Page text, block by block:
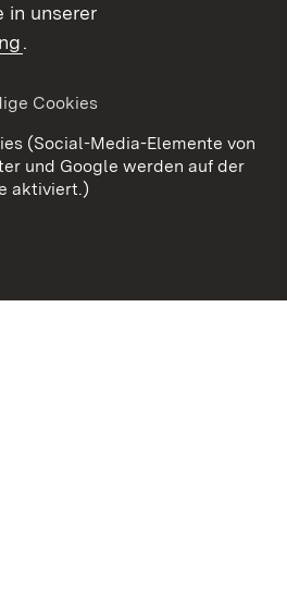
Barrierefreiheit
Cookies
in unserer
.
Cookies
(Social-Media-Elemente von
und Google werden auf der
aktiviert.)